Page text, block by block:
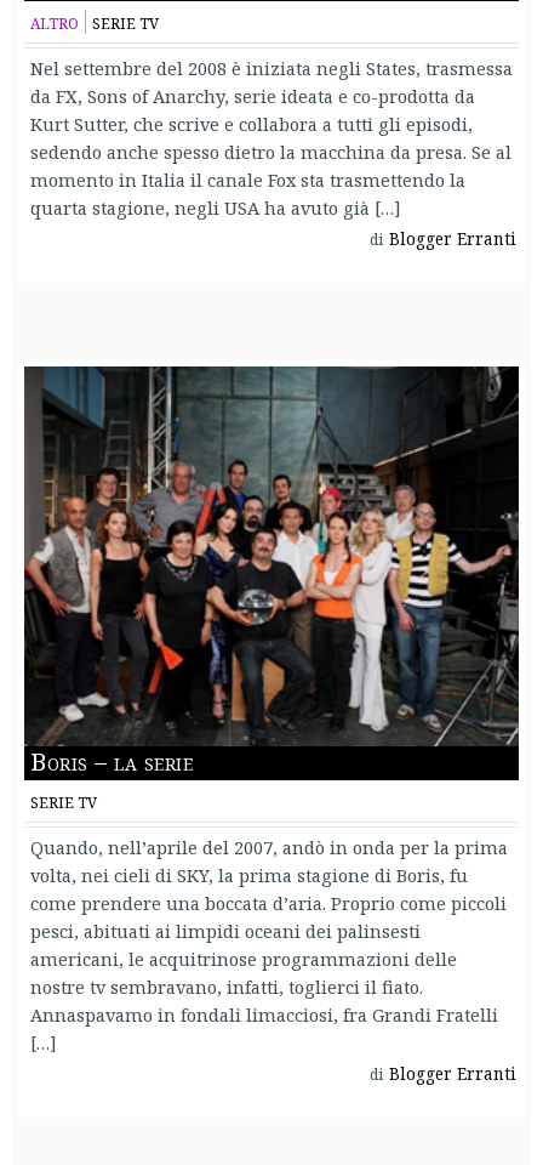
ALTRO SERIE TV
Nel settembre del 2008 è iniziata negli States, trasmessa
da FX, Sons of Anarchy, serie ideata e co-prodotta da
Kurt Sutter, che scrive e collabora a tutti gli episodi,
sedendo anche spesso dietro la macchina da presa. Se al
momento in Italia il canale Fox sta trasmettendo la
quarta stagione, negli USA ha avuto già […]
di Blogger Erranti
Boris – la serie
SERIE TV
Quando, nell’aprile del 2007, andò in onda per la prima
volta, nei cieli di SKY, la prima stagione di Boris, fu
come prendere una boccata d’aria. Proprio come piccoli
pesci, abituati ai limpidi oceani dei palinsesti
americani, le acquitrinose programmazioni delle
nostre tv sembravano, infatti, toglierci il fiato.
Annaspavamo in fondali limacciosi, fra Grandi Fratelli
[…]
di Blogger Erranti